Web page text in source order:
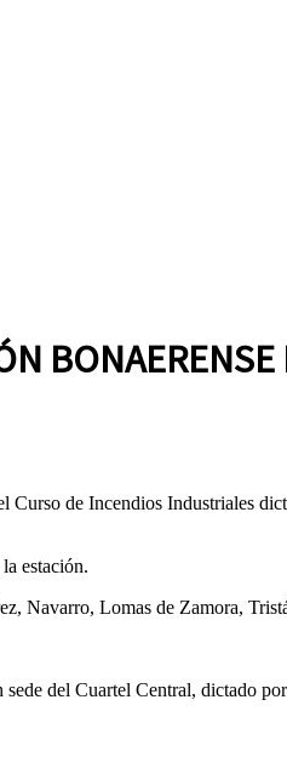
de Incendios Industriales
estación.
Navarro, Lomas de Zamora,
del Cuartel Central, dictado